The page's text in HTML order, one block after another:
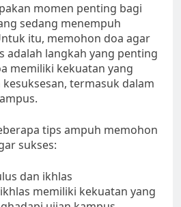
momen penting bagi
sedang menempuh
itu, memohon doa agar
adalah langkah yang penting
memiliki kekuatan yang
termasuk dalam
tips ampuh memohon
sukses:
dan ikhlas
memiliki kekuatan yang